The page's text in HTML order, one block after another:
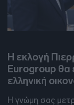
Η εκλογή
Eurogroup θα
ελληνική
Η γνώμη σας